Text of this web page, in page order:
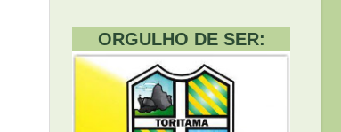
ORGULHO DE SER: